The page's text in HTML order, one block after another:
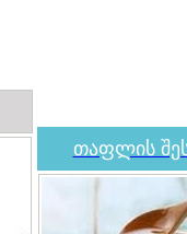
თაფლის